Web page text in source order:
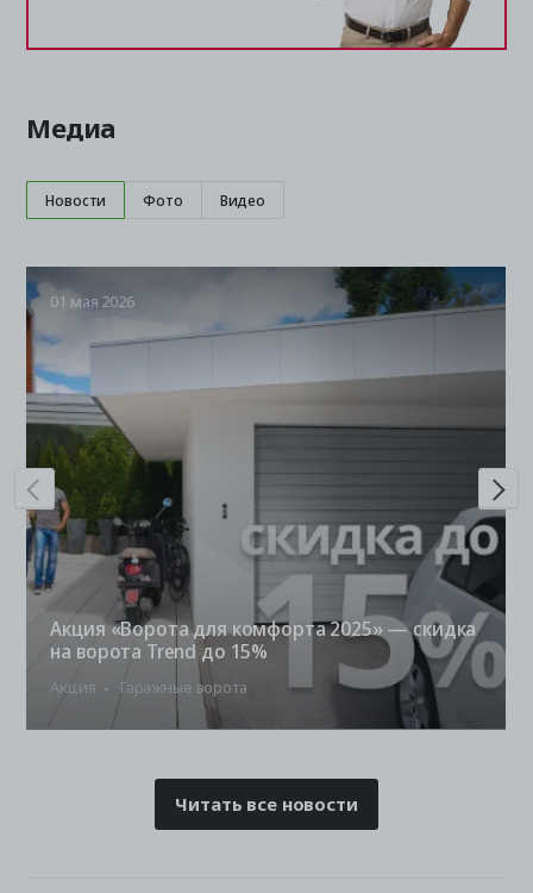
Медиа
Новости Фото Видео
01 мая 2026
Акция «Ворота для комфорта 2025» — скидка
на ворота Trend до 15%
Акция Гаражные ворота
Читать все новости